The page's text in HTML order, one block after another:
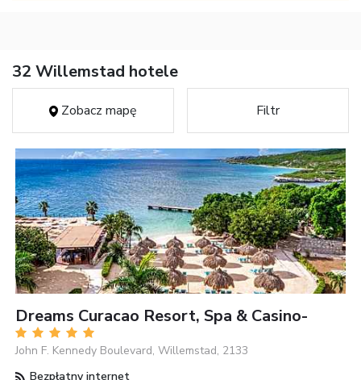
32 Willemstad hotele
Zobacz mapę Filtr
Dreams Curacao Resort, Spa & Casino-
John F. Kennedy Boulevard, Willemstad, 2133
Bezpłatny internet